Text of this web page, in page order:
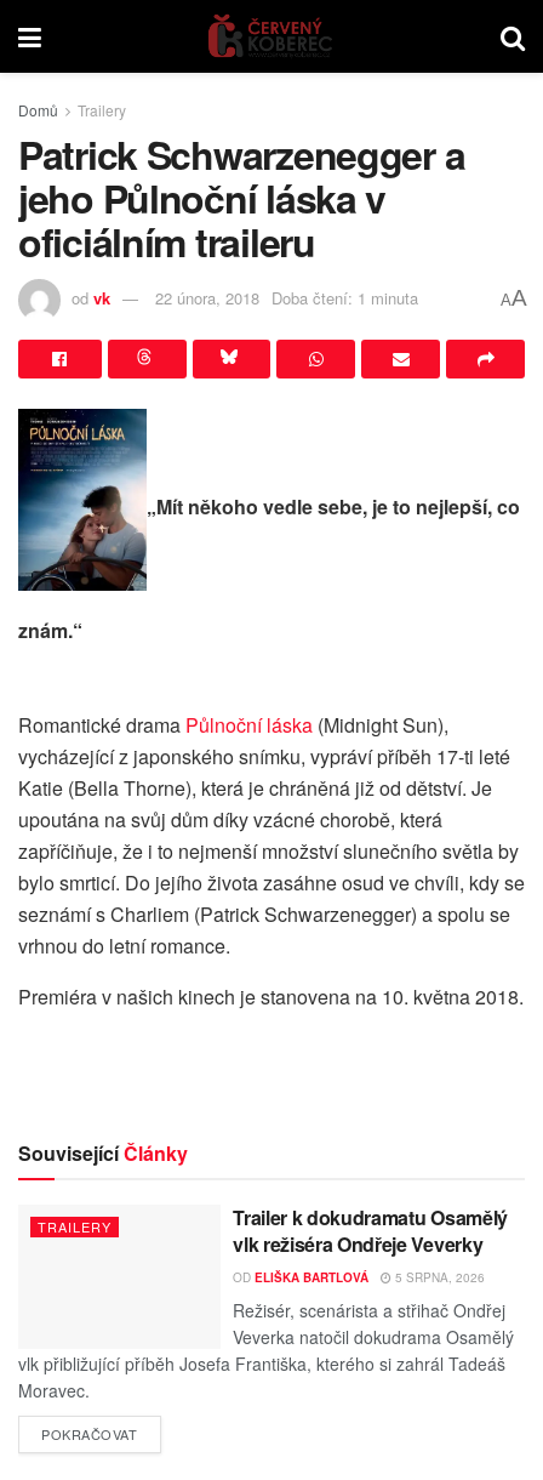
Domů Trailery
Patrick Schwarzenegger a
jeho Půlnoční láska v
oficiálním traileru
od vk 22 února, 2018 Doba čtení: 1 minuta AA
„Mít někoho vedle sebe, je to nejlepší, co
znám.“
Romantické drama Půlnoční láska (Midnight Sun),
vycházející z japonského snímku, vypráví příběh 17-ti leté
Katie (Bella Thorne), která je chráněná již od dětství. Je
upoutána na svůj dům díky vzácné chorobě, která
zapříčiňuje, že i to nejmenší množství slunečního světla by
bylo smrticí. Do jejího života zasáhne osud ve chvíli, kdy se
seznámí s Charliem (Patrick Schwarzenegger) a spolu se
vrhnou do letní romance.
Premiéra v našich kinech je stanovena na 10. května 2018.
SouvisejícíČlánky
TRAILERY
Trailer k dokudramatu Osamělý
vlk režiséra Ondřeje Veverky
OD ELIŠKA BARTLOVÁ 5 SRPNA, 2026
Režisér, scenárista a střihač Ondřej
Veverka natočil dokudrama Osamělý
vlk přibližující příběh Josefa Františka, kterého si zahrál Tadeáš
Moravec.
POKRAČOVAT